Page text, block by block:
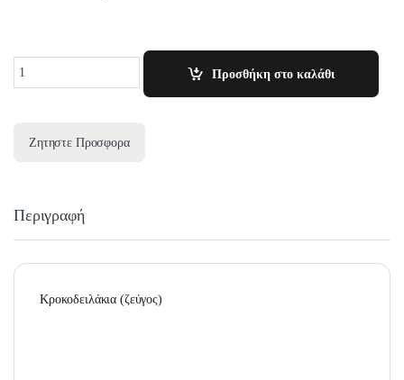
Προσθήκη στο καλάθι
Ζητηστε Προσφορα
Περιγραφή
Κροκοδειλάκια (ζεύγος)